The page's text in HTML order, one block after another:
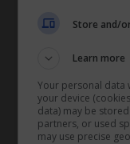
Attraverso il
comprendano
Quando
Coinvolgere i
Store and/
Learn more
Your personal data
your device
data) may be
partners, or used
may use precise